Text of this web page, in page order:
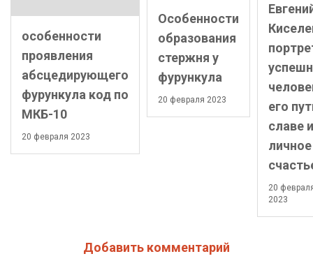
особенности
проявления
абсцедирующего
фурункула код по
МКБ-10
20 февраля 2023
Особенности
образования
стержня у
фурункула
20 февраля 2023
его
славе и
личное
20
2023
Добавить комментарий